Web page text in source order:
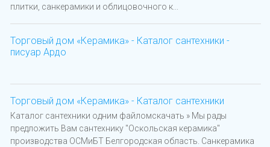
плитки, санкерамики и облицовочного к...
Торговый дом «Керамика» - Каталог сантехники -
писуар Ардо
Торговый дом «Керамика» - Каталог сантехники
Каталог сантехники одним файломскачать » Мы рады
предложить Вам сантехнику "Оскольская керамика"
производства ОСМиБТ Белгородская область. Санкерамика